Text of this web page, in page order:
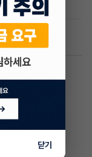
.
니처
닫기